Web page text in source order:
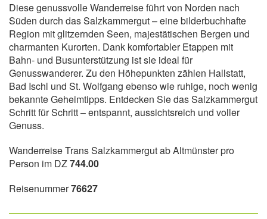
Diese genussvolle Wanderreise führt von Norden nach
Süden durch das Salzkammergut – eine bilderbuchhafte
Region mit glitzernden Seen, majestätischen Bergen und
charmanten Kurorten. Dank komfortabler Etappen mit
Bahn- und Busunterstützung ist sie ideal für
Genusswanderer. Zu den Höhepunkten zählen Hallstatt,
Bad Ischl und St. Wolfgang ebenso wie ruhige, noch wenig
bekannte Geheimtipps. Entdecken Sie das Salzkammergut
Schritt für Schritt – entspannt, aussichtsreich und voller
Genuss.
Wanderreise Trans Salzkammergut ab Altmünster pro
Person im DZ744.00
Reisenummer76627